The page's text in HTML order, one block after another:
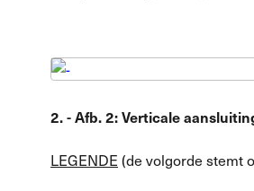
2. - Afb. 2: Verticale
LEGENDE (de volgorde stemt